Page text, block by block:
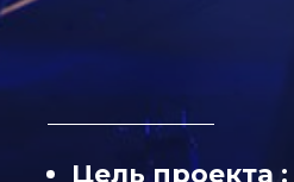
Цель проекта :